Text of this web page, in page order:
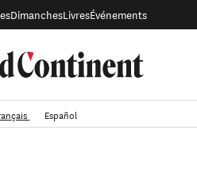
DimanchesLivresÉvénements
Español